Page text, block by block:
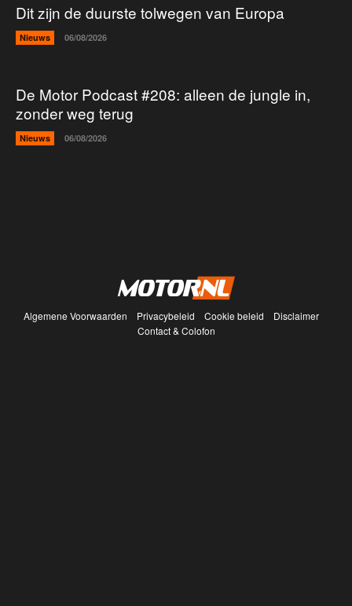
Dit zijn de duurste tolwegen van Europa
Nieuws 06/08/2026
De Motor Podcast #208: alleen de jungle in,
zonder weg terug
Nieuws 06/08/2026
Algemene Voorwaarden Privacybeleid Cookie beleid
Disclaimer
Contact & Colofon